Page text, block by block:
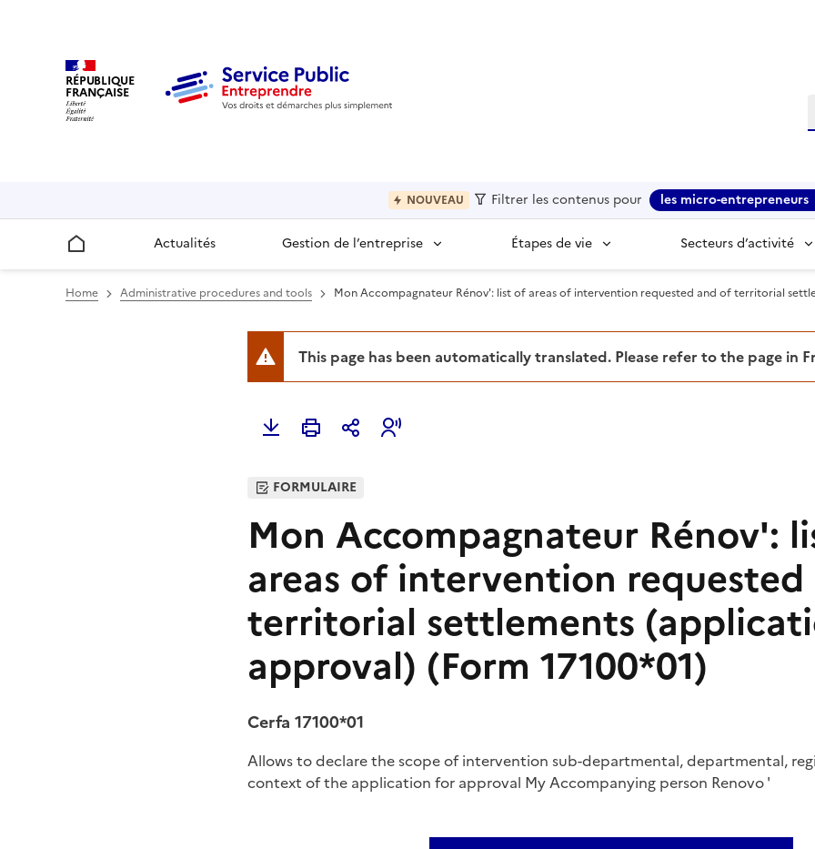
RÉPUBLIQUE
FRANÇAISE
NOUVEAU Filtrer les contenus pour les micro-entrepreneurs
Accueil Actualités Gestion de l’entreprise Étapes de vie Secteurs d’activité
Home Administrative procedures and tools Mon Accompagnateur Rénov': list of areas of intervention requested and of territorial
This page has been automatically translated. Please refer to the page in
FORMULAIRE
Mon Accompagnateur Rénov':
areas of intervention
territorial settlements
approval) (Form 17100*01)
Cerfa 17100*01
Allows to declare the scope of intervention sub-departmental, departmental,
context of the application for approval My Accompanying person Renovo '